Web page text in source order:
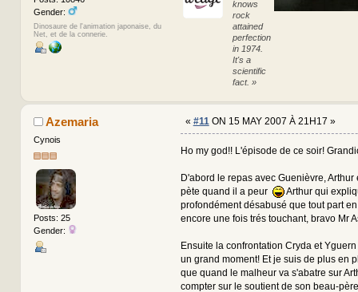
Gender:
Dinosaure de l'animation japonaise, du
Net, et de la connerie.
knows
rock
attained
perfection
in 1974.
It's a
scientific
fact. »
Azemaria
Cynois
Posts: 25
Gender:
« #11ON 15 MAY 2007 À 21H17 »
Ho my god!! L'épisode de ce soir!
D'abord le repas avec Guenièvre, Arthur
pète quand il a peur
Arthur qui
profondément désabusé que tout part
encore une fois trés touchant, bravo Mr
Ensuite la confrontation Cryda et
un grand moment! Et je suis de plus en
que quand le malheur va s'abatre sur
compter sur le soutient de son beau-